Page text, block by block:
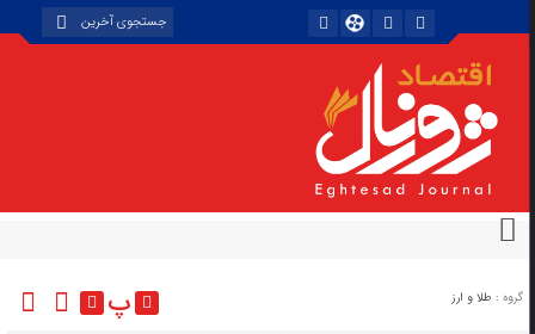
گروه : طلا و ارز پ